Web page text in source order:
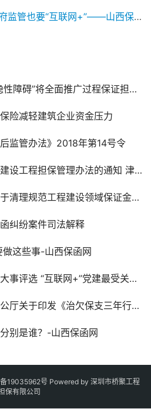
监管也要“互联网+”——山西保函网
碍”将全面推广过程保证担保制度
险减轻建筑企业资金压力
监管办法》2018年第14号令
保管理办法的通知 津建招标〔2017〕481号
规范工程建设领域保证金的通知》
纠纷案件司法解释
这些事-山西保函网
“互联网+”党建最受关注-山西保函网
治欠保支三年行动计划（2017-2019）》的通知
别是谁？-山西保函网
19035962号Powered by 深圳市桥聚工程
保有限公司